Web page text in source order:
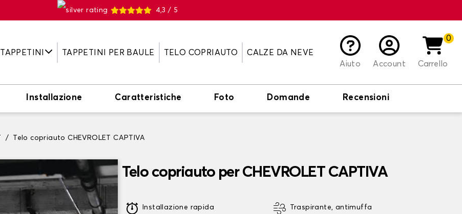
4,3 / 5
TAPPETINI TAPPETINI PER BAULE TELO COPRIAUTO
CALZE DA NEVE
Aiuto
Account
0
Carrello
Installazione Caratteristiche Foto Domande Recensioni
Telo copriauto CHEVROLET CAPTIVA
Telo copriauto per CHEVROLET CAPTIVA
Installazione rapida Traspirante, antimuffa